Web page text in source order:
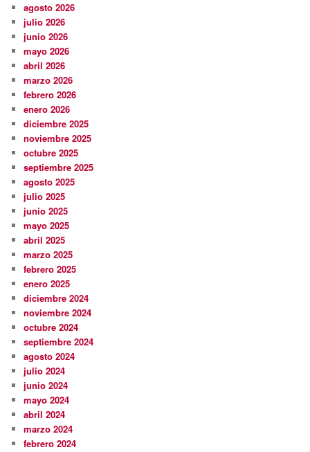
agosto 2026
julio 2026
junio 2026
mayo 2026
abril 2026
marzo 2026
febrero 2026
enero 2026
diciembre 2025
noviembre 2025
octubre 2025
septiembre 2025
agosto 2025
julio 2025
junio 2025
mayo 2025
abril 2025
marzo 2025
febrero 2025
enero 2025
diciembre 2024
noviembre 2024
octubre 2024
septiembre 2024
agosto 2024
julio 2024
junio 2024
mayo 2024
abril 2024
marzo 2024
febrero 2024